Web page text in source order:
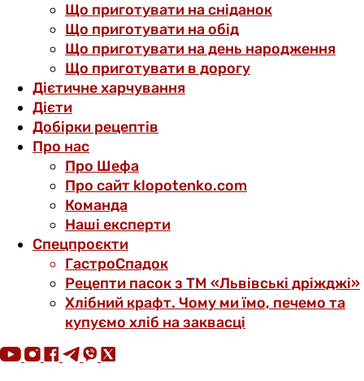
Що приготувати на сніданок
Що приготувати на обід
Що приготувати на день народження
Що приготувати в дорогу
Дієтичне харчування
Дієти
Добірки рецептів
Про нас
Про Шефа
Про сайт klopotenko.com
Команда
Наші експерти
Спецпроєкти
ГастроСпадок
Рецепти пасок з ТМ «Львівські дріжджі»
Хлібний крафт. Чому ми їмо, печемо та
купуємо хліб на заквасці